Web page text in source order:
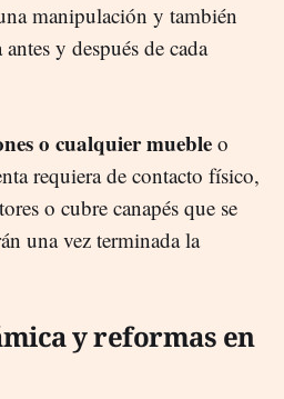
manipulación y también
y después de cada
o cualquier mueble o
requiera de contacto físico,
o cubre canapés que se
una vez terminada la
y reformas en